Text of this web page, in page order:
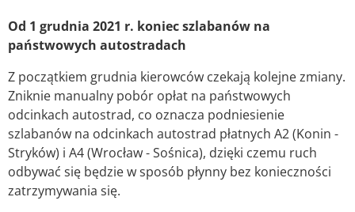
Od 1 grudnia 2021 r. koniec szlabanów na
państwowych autostradach
Z początkiem grudnia kierowców czekają kolejne zmiany.
Zniknie manualny pobór opłat na państwowych
odcinkach autostrad, co oznacza podniesienie
szlabanów na odcinkach autostrad płatnych A2 (Konin -
Stryków) i A4 (Wrocław - Sośnica), dzięki czemu ruch
odbywać się będzie w sposób płynny bez konieczności
zatrzymywania się.